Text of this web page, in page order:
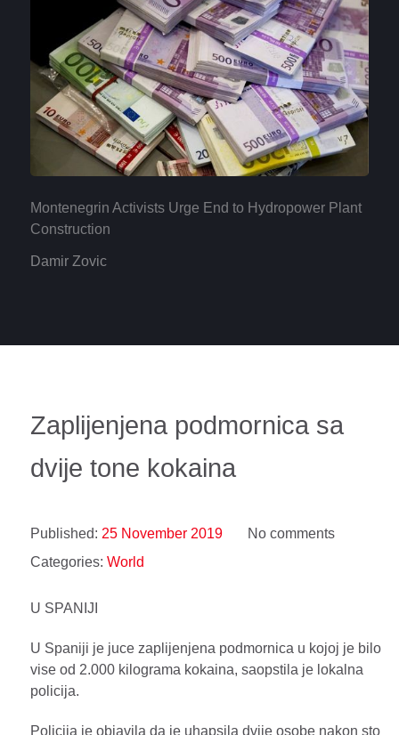
Montenegrin Activists Urge End to Hydropower Plant
Construction
Damir Zovic
Zaplijenjena podmornica sa
dvije tone kokaina
Published: 25 November 2019
No comments
Categories: World
U SPANIJI
U Spaniji je juce zaplijenjena podmornica u kojoj je bilo
vise od 2.000 kilograma kokaina, saopstila je lokalna
policija.
Policija je objavila da je uhapsila dvije osobe nakon sto